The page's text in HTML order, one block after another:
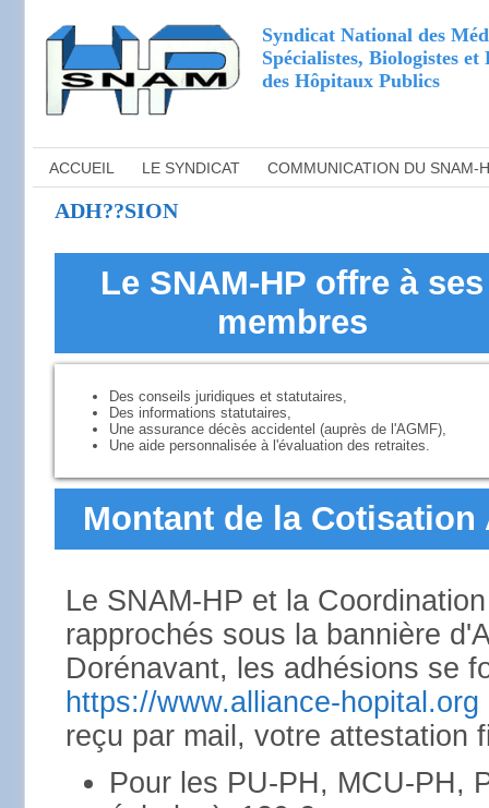
ACCUEIL LE SYNDICAT COMMUNICATION DU SNAM-
ADH??SION
Syndicat National des
Spécialistes, Biologistes et
des Hôpitaux Publics
Le SNAM-HP offre à ses
membres
Des conseils juridiques et statutaires,
Des informations statutaires,
Une assurance décès accidentel (auprès de l'AGMF),
Une aide personnalisée à l'évaluation des retraites.
Montant de la Cotisation
Le SNAM-HP et la
rapprochés sous la bannière
Dorénavant, les adhésions se
https://www.alliance-hopital.org
reçu par mail, votre attestation
Pour les PU-PH, MCU-PH,